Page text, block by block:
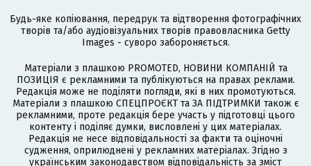
Будь-яке копіювання, передрук та відтворення фотографічних
творів та/або аудіовізуальних творів правовласника Getty
Images - суворо забороняється.
Матеріали з плашкою PROMOTED, НОВИНИ КОМПАНІЙ та
ПОЗИЦІЯ є рекламними та публікуються на правах реклами.
Редакція може не поділяти погляди, які в них промотуються.
Матеріали з плашкою СПЕЦПРОЄКТ та ЗА ПІДТРИМКИ також є
рекламними, проте редакція бере участь у підготовці цього
контенту і поділяє думки, висловлені у цих матеріалах.
Редакція не несе відповідальності за факти та оціночні
судження, оприлюднені у рекламних матеріалах. Згідно з
українським законодавством відповідальність за зміст